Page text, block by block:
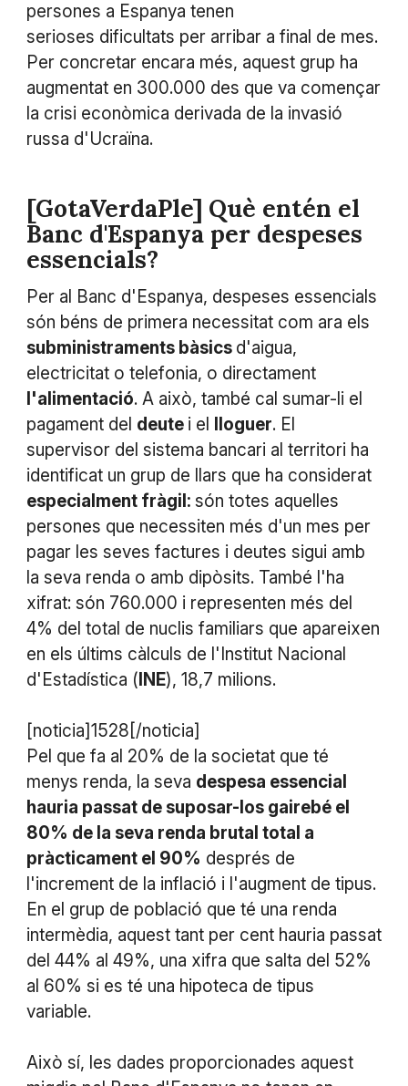
persones a Espanya tenen
serioses dificultats per arribar a final de mes.
Per concretar encara més, aquest grup ha
augmentat en 300.000 des que va començar
la crisi econòmica derivada de la invasió
russa d'Ucraïna.
[GotaVerdaPle] Què entén el
Banc d'Espanya per despeses
essencials?
Per al Banc d'Espanya, despeses essencials
són béns de primera necessitat com ara els
subministraments bàsics d'aigua,
electricitat o telefonia, o directament
l'alimentació. A això, també cal sumar-li el
pagament del deute i el lloguer. El
supervisor del sistema bancari al territori ha
identificat un grup de llars que ha considerat
especialment fràgil: són totes aquelles
persones que necessiten més d'un mes per
pagar les seves factures i deutes sigui amb
la seva renda o amb dipòsits. També l'ha
xifrat: són 760.000 i representen més del
4% del total de nuclis familiars que apareixen
en els últims càlculs de l'Institut Nacional
d'Estadística ( INE), 18,7 milions.
[noticia]1528[/noticia]
Pel que fa al 20% de la societat que té
menys renda, la seva despesa essencial
hauria passat de suposar-los gairebé el
80% de la seva renda brutal total a
pràcticament el 90% després de
l'increment de la inflació i l'augment de tipus.
En el grup de població que té una renda
intermèdia, aquest tant per cent hauria passat
del 44% al 49%, una xifra que salta del 52%
al 60% si es té una hipoteca de tipus
variable.
Això sí, les dades proporcionades aquest